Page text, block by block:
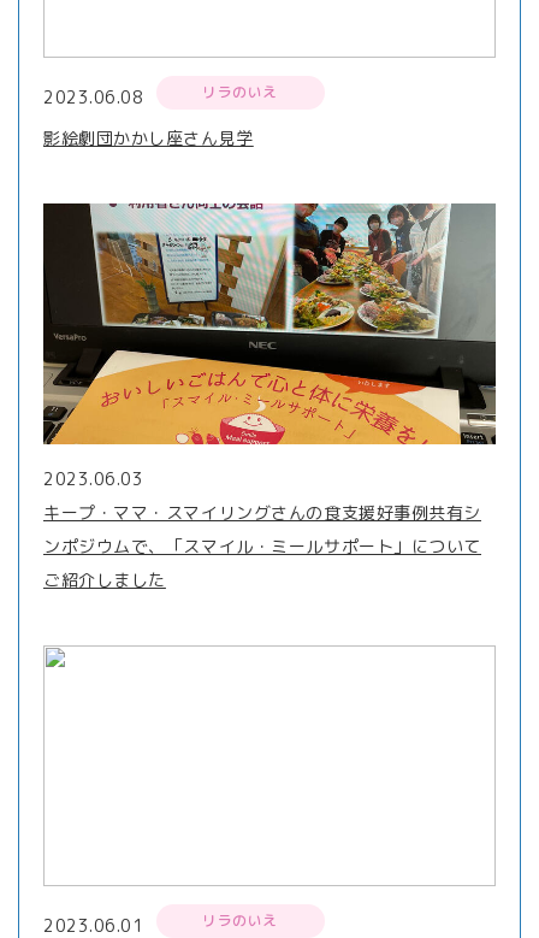
2023.06.08 リラのいえ
影絵劇団かかし座さん見学
2023.06.03
キープ・ママ・スマイリングさんの食支援好事例共有シ
ンポジウムで、「スマイル・ミールサポート」について
ご紹介しました
2023.06.01 リラのいえ